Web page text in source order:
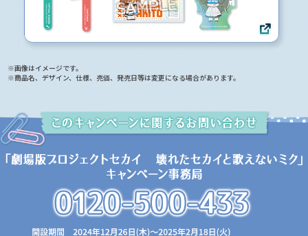
※画像はイメージです。
※商品名、デザイン、仕様、売価、発売日等は変更になる場合があります。